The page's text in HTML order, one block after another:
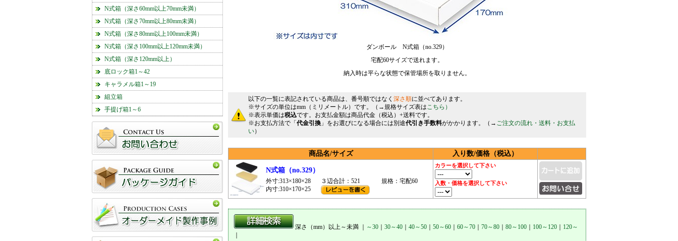
N式箱（深さ60mm以上70mm未満）
N式箱（深さ70mm以上80mm未満）
N式箱（深さ80mm以上100mm未満）
N式箱（深さ100mm以上120mm未満）
N式箱（深さ120mm以上）
底ロック箱1～42
キャラメル箱1～19
組立箱
手提げ箱1～6
ダンボール N式箱（no.329）
宅配60サイズで送れます。
納入時は平らな状態で保管場所を取りません。
以下の一覧に表記されている商品は、番号順ではなく 深さ順に並べてあります。
※サイズの単位はmm（ミリメートル）です。（→規格サイズ表はこちら）
※表示単価は税込です。お支払金額は商品代金（税込）+送料です。
※お支払方法で「 代金引換 」をお選びになる場合には別途代引き手数料がかかります。（→ ご注文の流れ・送料・お支払
い）
商品名/サイズ 入り数/価格（税込）
N式箱（no.329）
外寸:313×180×28
内寸:310×170×25
３辺合計：521 規格：宅配60
カラーを選択して下さい
入数・価格を選択して下さい